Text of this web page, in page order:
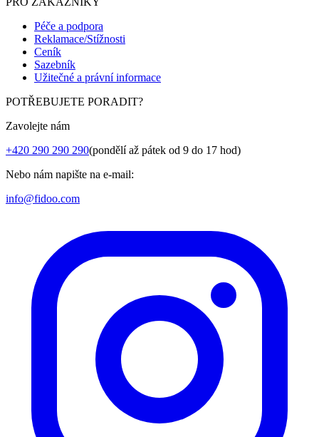
Péče a podpora
Reklamace/Stížnosti
Ceník
Sazebník
Užitečné a právní informace
POTŘEBUJETE PORADIT?
Zavolejte nám
+420 290 290 290(pondělí až pátek od 9 do 17 hod)
Nebo nám napište na e-mail:
info@fidoo.com